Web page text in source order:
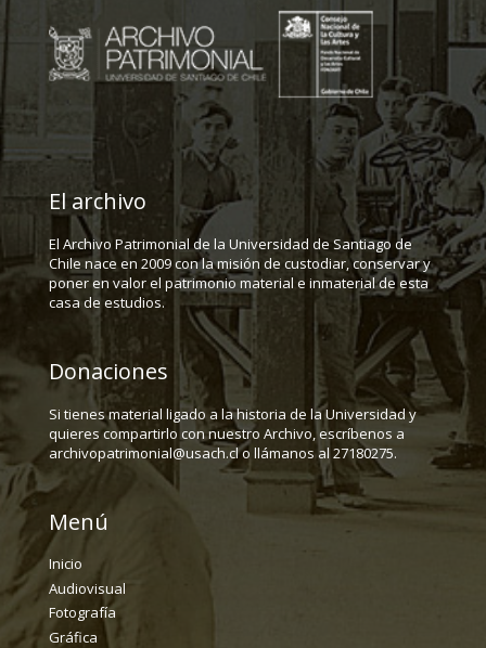
El archivo
El Archivo Patrimonial de la Universidad de Santiago de
Chile nace en 2009 con la misión de custodiar, conservar y
poner en valor el patrimonio material e inmaterial de esta
casa de estudios.
Donaciones
Si tienes material ligado a la historia de la Universidad y
quieres compartirlo con nuestro Archivo, escríbenos a
archivopatrimonial@usach.cl o llámanos al 27180275.
Menú
Inicio
Audiovisual
Fotografía
Gráfica